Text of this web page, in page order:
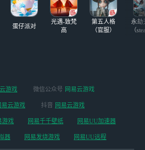
△上线时间：5月3
蛋仔派对
光遇-致梵
高
第五人格
（官服）
永劫
（
游戏 微信公众号 网易云游戏
易云游戏 抖音 网易云游戏
游戏 网易千千壁纸 网易UU加速器
器 网易发烧游戏 网易UU远程